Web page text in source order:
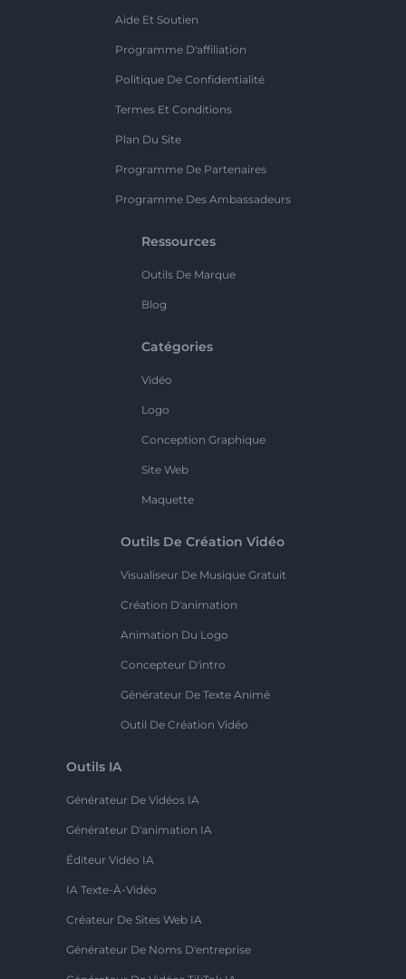
Aide Et Soutien
Programme D'affiliation
Politique De Confidentialité
Termes Et Conditions
Plan Du Site
Programme De Partenaires
Programme Des Ambassadeurs
Ressources
Outils De Marque
Blog
Catégories
Vidéo
Logo
Conception Graphique
Site Web
Maquette
Outils De Création Vidéo
Visualiseur De Musique Gratuit
Création D'animation
Animation Du Logo
Concepteur D'intro
Générateur De Texte Animé
Outil De Création Vidéo
Outils IA
Générateur De Vidéos IA
Générateur D'animation IA
Éditeur Vidéo IA
IA Texte-À-Vidéo
Créateur De Sites Web IA
Générateur De Noms D'entreprise